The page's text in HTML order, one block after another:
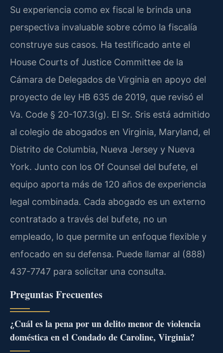
Su experiencia como ex fiscal le brinda una
perspectiva invaluable sobre cómo la fiscalía
construye sus casos. Ha testificado ante el
House Courts of Justice Committee de la
Cámara de Delegados de Virginia en apoyo del
proyecto de ley HB 635 de 2019, que revisó el
Va. Code § 20-107.3(g). El Sr. Sris está admitido
al colegio de abogados en Virginia, Maryland, el
Distrito de Columbia, Nueva Jersey y Nueva
York. Junto con los Of Counsel del bufete, el
equipo aporta más de 120 años de experiencia
legal combinada. Cada abogado es un externo
contratado a través del bufete, no un
empleado, lo que permite un enfoque flexible y
enfocado en su defensa. Puede llamar al (888)
437-7747 para solicitar una consulta.
Preguntas Frecuentes
¿Cuál es la pena por un delito menor de violencia
doméstica en el Condado de Caroline, Virginia?